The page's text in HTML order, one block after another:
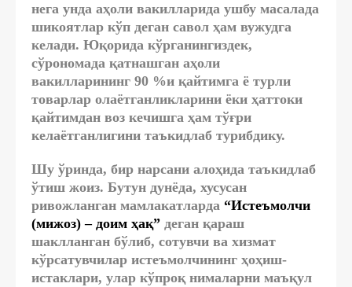
нега унда аҳоли вакилларида ушбу масалада
шикоятлар кўп деган савол ҳам вужудга
келади. Юқорида кўрганингиздек,
сўрономада қатнашган аҳоли
вакилларининг 90 %и қайтимга ё турли
товарлар олаётганликларини ёки ҳаттоки
қайтимдан воз кечишга ҳам тўғри
келаётганлигини таъкидлаб турибдику.
Шу ўринда, бир нарсани алоҳида таъкидлаб
ўтиш жоиз. Бутун дунёда, хусусан
ривожланган мамлакатларда “Истеъмолчи
(мижоз) – доим ҳақ” деган қараш
шаклланган бўлиб, сотувчи ва хизмат
кўрсатувчилар истеъмолчининг ҳоҳиш-
истаклари, улар кўпроқ нималарни маъқул